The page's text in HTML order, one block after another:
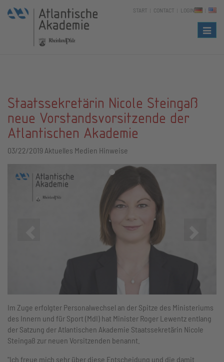
START CONTACT LOGIN
Staatssekretärin Nicole Steingaß
neue Vorstandsvorsitzende der
Atlantischen Akademie
03/22/2019 Aktuelles Medien Hinweise
Im Zuge erfolgter Personalwechsel an der Spitze des Ministeriums
des Innern und für Sport (MdI) hat Minister Roger Lewentz entlang
der Satzung der Atlantischen Akademie Staatssekretärin Nicole
Steingaß zur neuen Vorsitzenden benannt.
"Ich freue mich sehr über diese Entscheidung und die damit